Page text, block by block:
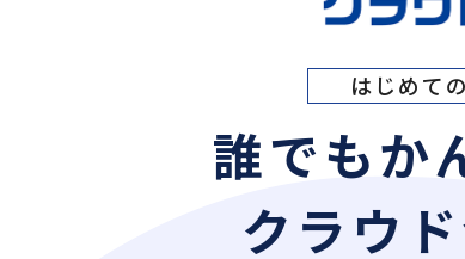
はじめて
誰でもか
クラウ